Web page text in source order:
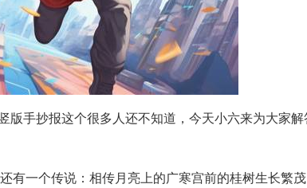
版手抄报这个很多人还不知道，今天小六来为大家
一个传说：相传月亮上的广寒宫前的桂树生长繁